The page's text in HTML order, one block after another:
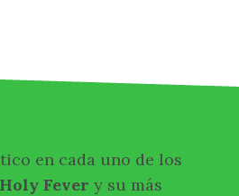
en cada uno de los
Holy Fever y su más